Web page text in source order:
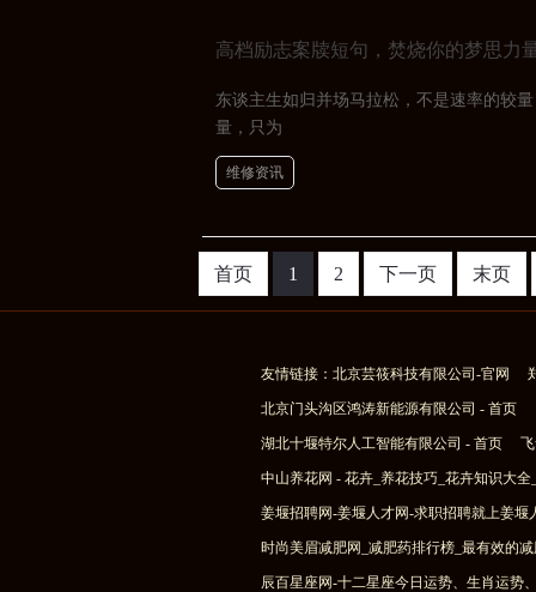
高档励志案牍短句，焚烧你的梦思力
东谈主生如归并场马拉松，不是速率的较
量，只为
维修资讯
首页 1 2 下一页 末页
友情链接： 北京芸筱科技有限公司-官网
北京门头沟区鸿涛新能源有限公司 - 首页
湖北十堰特尔人工智能有限公司 - 首页
中山养花网 - 花卉_养花技巧_花卉知识大
姜堰招聘网-姜堰人才网-求职招聘就上姜堰
时尚美眉减肥网_减肥药排行榜_最有效的
辰百星座网-十二星座今日运势、生肖运势